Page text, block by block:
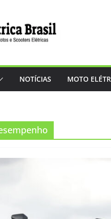
NOTÍCIAS MOTO